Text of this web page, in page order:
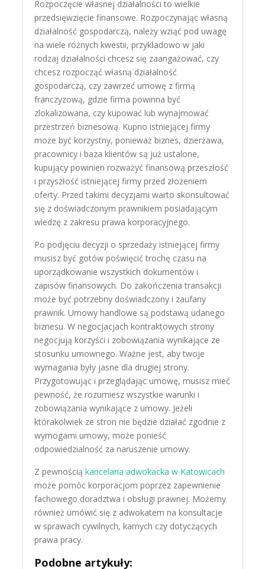
Rozpoczęcie własnej działalności to wielkie
przedsięwzięcie finansowe. Rozpoczynając własną
działalność gospodarczą, należy wziąć pod uwagę
na wiele różnych kwestii, przykładowo w jaki
rodzaj działalności chcesz się zaangażować, czy
chcesz rozpocząć własną działalność
gospodarczą, czy zawrzeć umowę z firmą
franczyzową, gdzie firma powinna być
zlokalizowana, czy kupować lub wynajmować
przestrzeń biznesową. Kupno istniejącej firmy
może być korzystny, ponieważ biznes, dzierżawa,
pracownicy i baza klientów są już ustalone,
kupujący powinien rozważyć finansową przeszłość
i przyszłość istniejącej firmy przed złożeniem
oferty. Przed takimi decyzjami warto skonsultować
się z doświadczonym prawnikiem posiadającym
wiedzę z zakresu prawa korporacyjnego.
Po podjęciu decyzji o sprzedaży istniejącej firmy
musisz być gotów poświęcić trochę czasu na
uporządkowanie wszystkich dokumentów i
zapisów finansowych. Do zakończenia transakcji
może być potrzebny doświadczony i zaufany
prawnik. Umowy handlowe są podstawą udanego
biznesu. W negocjacjach kontraktowych strony
negocjują korzyści i zobowiązania wynikające ze
stosunku umownego. Ważne jest, aby twoje
wymagania były jasne dla drugiej strony.
Przygotowując i przeglądając umowę, musisz mieć
pewność, że rozumiesz wszystkie warunki i
zobowiązania wynikające z umowy. Jeżeli
którakolwiek ze stron nie będzie działać zgodnie z
wymogami umowy, może ponieść
odpowiedzialność za naruszenie umowy.
Z pewnościąkancelaria adwokacka w Katowicach
może pomóc korporacjom poprzez zapewnienie
fachowego doradztwa i obsługi prawnej. Możemy
również umówić się z adwokatem na konsultacje
w sprawach cywilnych, karnych czy dotyczących
prawa pracy.
Podobne artykuły: